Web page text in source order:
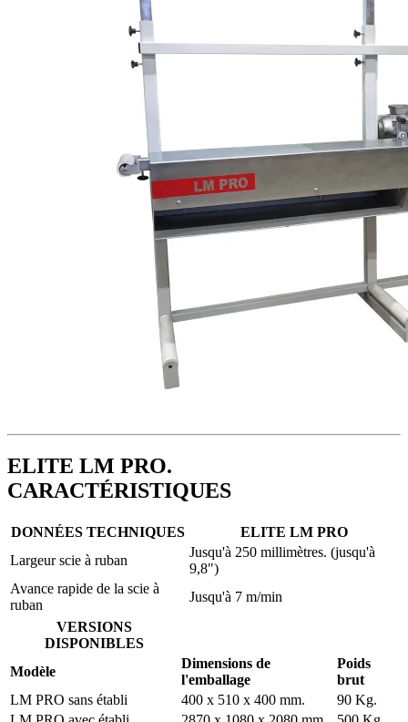
ELITE LM PRO.
CARACTÉRISTIQUES
DONNÉES TECHNIQUES
ELITE LM PRO
Largeur scie à ruban
Jusqu'à 250 millimètres. (jusqu'à
9,8")
Avance rapide de la scie à
ruban
Jusqu'à 7 m/min
VERSIONS
DISPONIBLES
Modèle
Dimensions de
l'emballage
Poids
brut
LM PRO sans établi
400 x 510 x 400 mm.
90 Kg.